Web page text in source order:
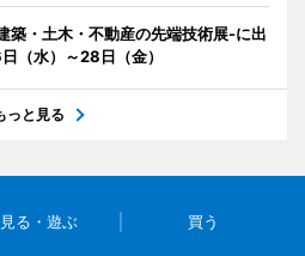
築・土木・不動産の先端技術展-に出
（水）～28日（金）
っと見る
見る・遊ぶ 買う